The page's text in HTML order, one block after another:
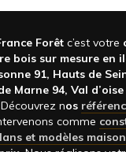
Forêt c’est votre
bois sur mesure en
91, Hauts de
Marne 94, Val
nos
comme
et modèles